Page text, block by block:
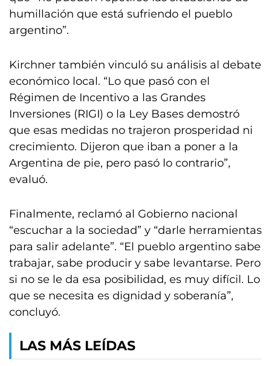
humillación que está sufriendo el pueblo
argentino”.
Kirchner también vinculó su análisis al debate
económico local. “Lo que pasó con el
Régimen de Incentivo a las Grandes
Inversiones (RIGI) o la Ley Bases demostró
que esas medidas no trajeron prosperidad ni
crecimiento. Dijeron que iban a poner a la
Argentina de pie, pero pasó lo contrario”,
evaluó.
Finalmente, reclamó al Gobierno nacional
“escuchar a la sociedad” y “darle herramientas
para salir adelante”. “El pueblo argentino sabe
trabajar, sabe producir y sabe levantarse. Pero
si no se le da esa posibilidad, es muy difícil. Lo
que se necesita es dignidad y soberanía”,
concluyó.
LAS MÁS LEÍDAS